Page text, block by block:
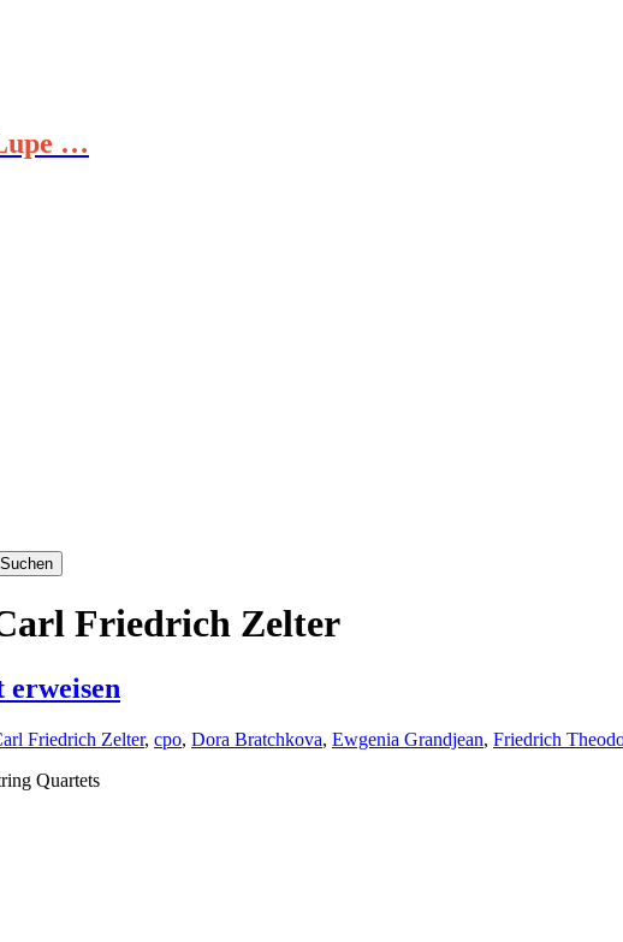
…
Friedrich Zelter
Friedrich Zelter, cpo, Dora Bratchkova, Ewgenia Grandjean, Friedrich
Quartets